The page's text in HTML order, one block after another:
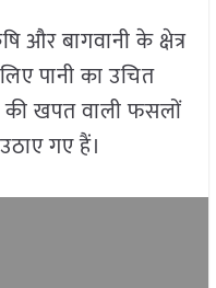
और बागवानी के क्षेत्र
पानी का उचित
की खपत वाली फसलों
गए हैं।